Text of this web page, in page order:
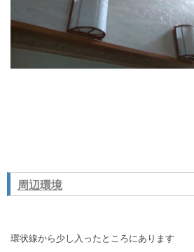
周辺環境
環状線から少し入ったところにあります